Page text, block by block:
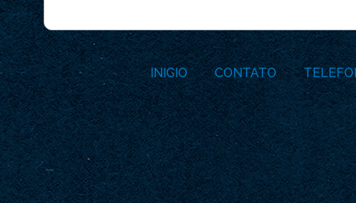
INICIO CONTATO